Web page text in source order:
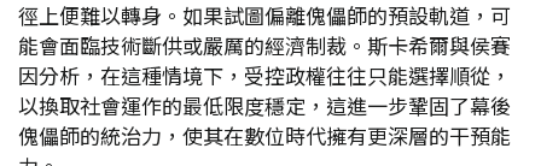
徑上便難以轉身。如果試圖偏離傀儡師的預設軌道，可
能會面臨技術斷供或嚴厲的經濟制裁。斯卡希爾與侯賽
因分析，在這種情境下，受控政權往往只能選擇順從，
以換取社會運作的最低限度穩定，這進一步鞏固了幕後
傀儡師的統治力，使其在數位時代擁有更深層的干預能